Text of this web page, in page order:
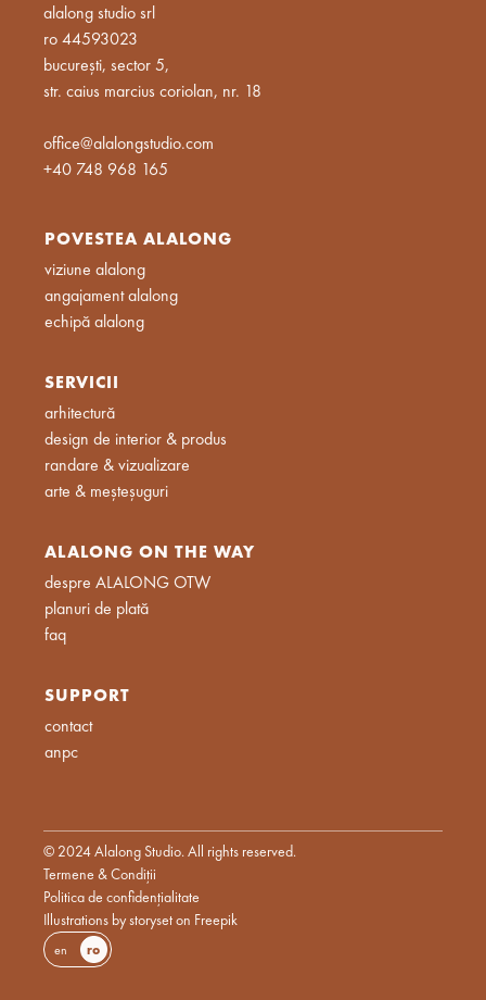
alalong studio srl
ro 44593023
bucurești, sector 5,
str. caius marcius coriolan, nr. 18
office@alalongstudio.com
+40 748 968 165
POVESTEA ALALONG
viziune alalong
angajament alalong
echipă alalong
SERVICII
arhitectură
design de interior & produs
randare & vizualizare
arte & meșteșuguri
ALALONG ON THE WAY
despre ALALONG OTW
planuri de plată
faq
SUPPORT
contact
anpc
© 2024 Alalong Studio. All rights reserved.
Termene & Condiții
Politica de confidențialitate
Illustrations by storyset on Freepik
en ro